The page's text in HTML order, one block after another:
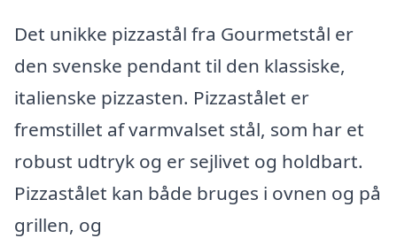
Det unikke pizzastål fra Gourmetstål er
den svenske pendant til den klassiske,
italienske pizzasten. Pizzastålet er
fremstillet af varmvalset stål, som har et
robust udtryk og er sejlivet og holdbart.
Pizzastålet kan både bruges i ovnen og på
grillen, og